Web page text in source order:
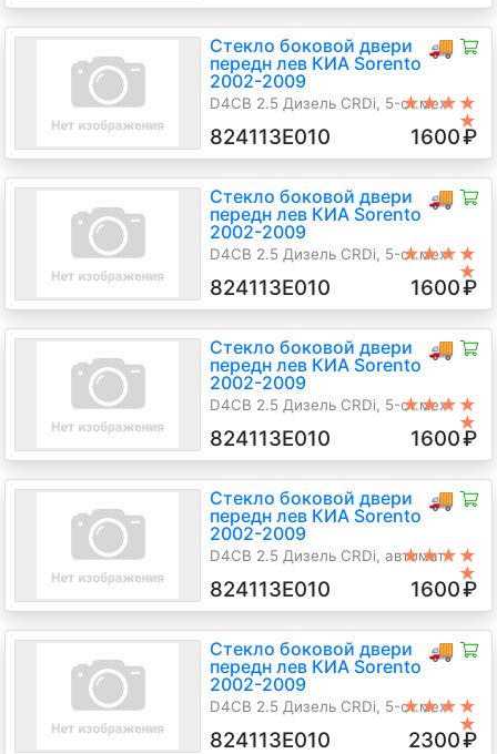
🚚
Стекло боковой двери
передн лев КИА Sorento
2002-2009
D4CB 2.5 Дизель CRDi, 5-ст.мех
2004 г.в.
★★★★
★
824113E010 1600₽
🚚
Стекло боковой двери
передн лев КИА Sorento
2002-2009
D4CB 2.5 Дизель CRDi, 5-ст.мех
серебристый, 2005 г.в.
★★★★
★
824113E010 1600₽
🚚
Стекло боковой двери
передн лев КИА Sorento
2002-2009
D4CB 2.5 Дизель CRDi, 5-ст.мех
2006 г.в.
★★★★
★
824113E010 1600₽
🚚
Стекло боковой двери
передн лев КИА Sorento
2002-2009
D4CB 2.5 Дизель CRDi, автомат
2003 г.в.
★★★★
★
824113E010 1600₽
🚚
Стекло боковой двери
передн лев КИА Sorento
2002-2009
D4CB 2.5 Дизель CRDi, 5-ст.мех
2005 г.в.
★★★★
★
824113E010 2300₽